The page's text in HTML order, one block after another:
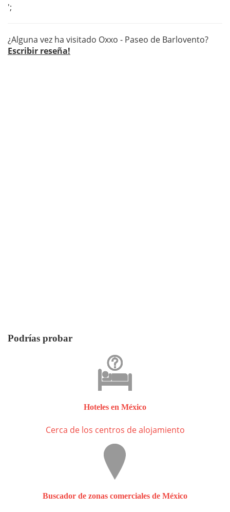
';
¿Alguna vez ha visitado Oxxo - Paseo de Barlovento?
Escribir reseña!
Podrías probar
Hoteles en México
Cerca de los centros de alojamiento
Buscador de zonas comerciales de México